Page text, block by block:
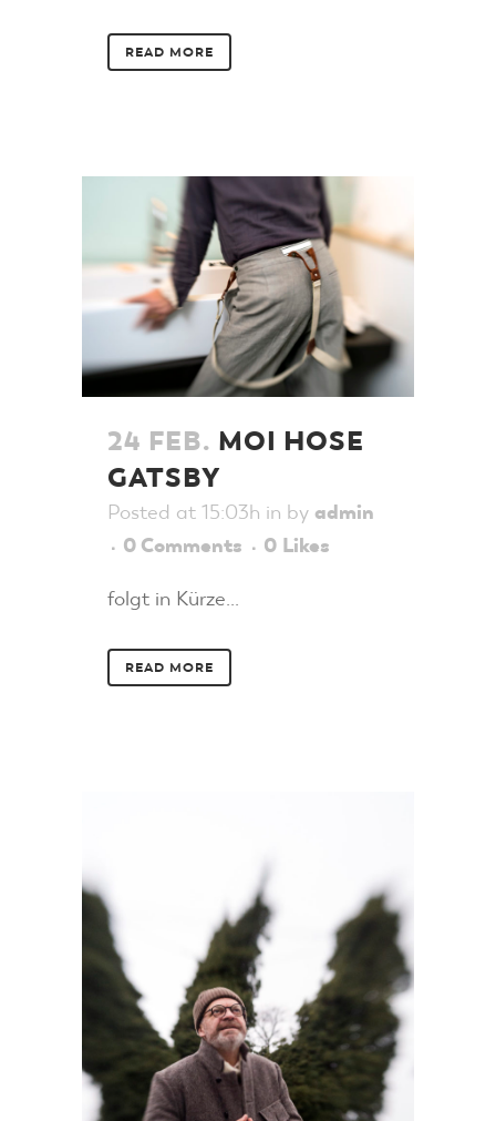
READ MORE
24 FEB. MOI HOSE
GATSBY
Posted at 15:03h in by admin
0 Comments
0 Likes
folgt in Kürze...
READ MORE